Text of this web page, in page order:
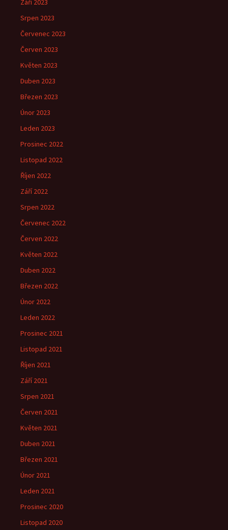
Září 2023
Srpen 2023
Červenec 2023
Červen 2023
Květen 2023
Duben 2023
Březen 2023
Únor 2023
Leden 2023
Prosinec 2022
Listopad 2022
Říjen 2022
Září 2022
Srpen 2022
Červenec 2022
Červen 2022
Květen 2022
Duben 2022
Březen 2022
Únor 2022
Leden 2022
Prosinec 2021
Listopad 2021
Říjen 2021
Září 2021
Srpen 2021
Červen 2021
Květen 2021
Duben 2021
Březen 2021
Únor 2021
Leden 2021
Prosinec 2020
Listopad 2020